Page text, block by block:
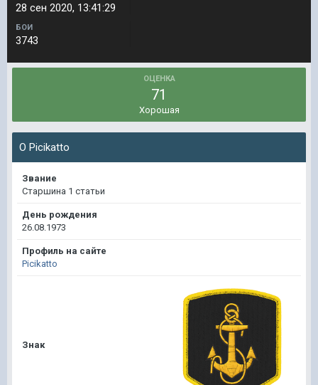
28 сен 2020, 13:41:29
БОИ
3743
ОЦЕНКА
71
Хорошая
О Picikatto
Звание
Старшина 1 статьи
День рождения
26.08.1973
Профиль на сайте
Picikatto
Знак